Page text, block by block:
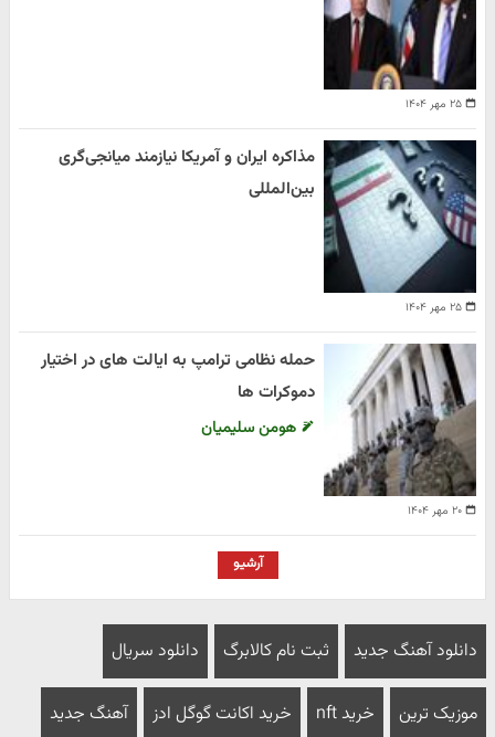
۲۵ مهر ۱۴۰۴
۲۵ مهر ۱۴۰۴
مذاکره ایران و آمریکا نیازمند میانجی‌گری
بین‌المللی
۲۰ مهر ۱۴۰۴
حمله نظامی ترامپ به ایالت های در اختیار
دموکرات ها
هومن سلیمیان
آرشیو
دانلود آهنگ جدید ثبت نام کالابرگ دانلود سریال
موزیک ترین خرید nft خرید اکانت گوگل ادز آهنگ جدید